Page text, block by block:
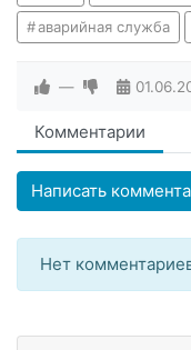
аварийная служба
—
Комментарии
Написать
Нет